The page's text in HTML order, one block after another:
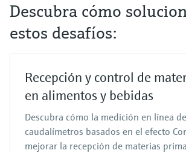
Descubra cómo
estos desafíos:
Recepción y control de
en alimentos y bebidas
Descubra cómo la medición en línea
caudalímetros basados en el efecto
mejorar la recepción de materias